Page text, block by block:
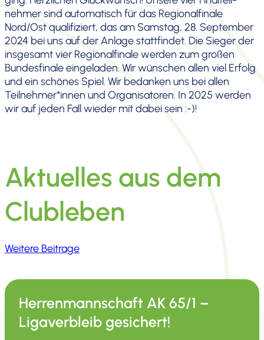
nehmer sind automa­tisch für das Regio­nal­fi­nale
Nord/Ost quali­fi­ziert, das am Samstag, 28. September
2024 bei uns auf der Anlage statt­findet. Die Sieger der
insgesamt vier Regio­nal­fi­nale werden zum großen
Bundes­fi­nale einge­laden. Wir wünschen allen viel Erfolg
und ein schönes Spiel. Wir bedanken uns bei allen
Teilnehmer*innen und Organi­sa­toren. In 2025 werden
wir auf jeden Fall wieder mit dabei sein :-)!
Aktuelles aus dem
Clubleben
Weitere Beitrage
Herrenmannschaft AK 65/1 –
Ligaverbleib gesichert!